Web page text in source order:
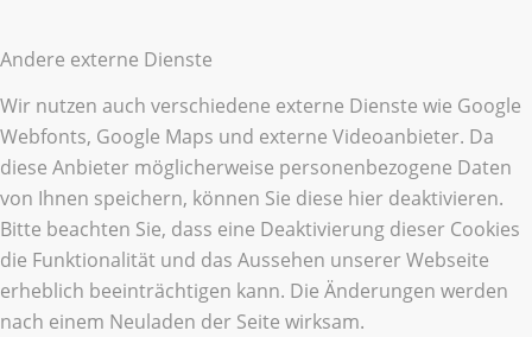
Andere externe Dienste
Wir nutzen auch verschiedene externe Dienste wie Google
Webfonts, Google Maps und externe Videoanbieter. Da
diese Anbieter möglicherweise personenbezogene Daten
von Ihnen speichern, können Sie diese hier deaktivieren.
Bitte beachten Sie, dass eine Deaktivierung dieser Cookies
die Funktionalität und das Aussehen unserer Webseite
erheblich beeinträchtigen kann. Die Änderungen werden
nach einem Neuladen der Seite wirksam.